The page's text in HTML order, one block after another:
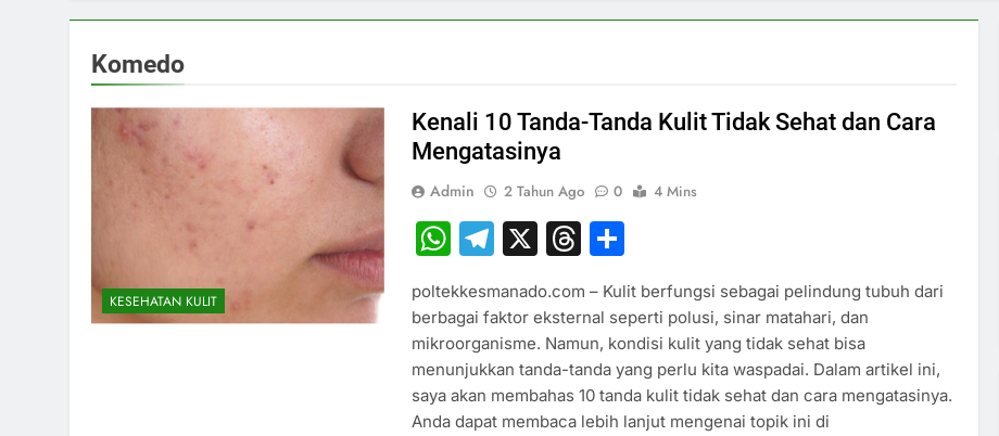
Komedo
KESEHATAN KULIT
Kenali 10 Tanda-Tanda Kulit Tidak Sehat dan Cara
Mengatasinya
Admin 2 Tahun Ago 0 4 Mins
WhatsApp
Telegram
X Threads
poltekkesmanado.com – Kulit berfungsi sebagai pelindung tubuh dari
berbagai faktor eksternal seperti polusi, sinar matahari, dan
mikroorganisme. Namun, kondisi kulit yang tidak sehat bisa
menunjukkan tanda-tanda yang perlu kita waspadai. Dalam artikel ini,
saya akan membahas 10 tanda kulit tidak sehat dan cara mengatasinya.
Anda dapat membaca lebih lanjut mengenai topik ini di